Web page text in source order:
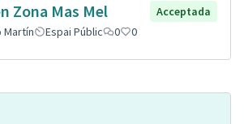
Zona Mas Mel
Acceptada
Martín
Espai Públic 0 0